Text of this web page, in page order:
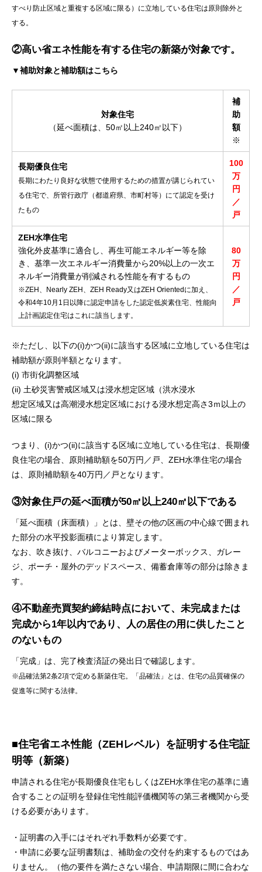
すべり防止区域と重複する区域に限る）に立地している住宅は原則除外と
する。
②高い省エネ性能を有する住宅の新築が対象です。
▼補助対象と補助額はこちら
対象住宅
（延べ面積は、50㎡以上240㎡以下）
補
助
額
※
長期優良住宅
長期にわたり良好な状態で使用するための措置が講じられてい
る住宅で、所管行政庁（都道府県、市町村等）にて認定を受け
たもの
100
万
円
／
戸
ZEH水準住宅
強化外皮基準に適合し、再生可能エネルギー等を除
き、基準一次エネルギー消費量から20%以上の一次エ
ネルギー消費量が削減される性能を有するもの
※ZEH、Nearly ZEH、ZEH Ready又はZEH Orientedに加え、
令和4年10月1日以降に認定申請をした認定低炭素住宅、性能向
上計画認定住宅はこれに該当します。
80
万
円
／
戸
※ただし、以下の(i)かつ(ii)に該当する区域に立地している住宅は
補助額が原則半額となります。
(i) 市街化調整区域
(ii) 土砂災害警戒区域又は浸水想定区域（洪水浸水
想定区域又は高潮浸水想定区域における浸水想定高さ3ｍ以上の
区域に限る
つまり、(i)かつ(ii)に該当する区域に立地している住宅は、長期優
良住宅の場合、
原則補助額を50万円／戸、ZEH水準住宅の場合
は、
原則補助額を40万円／戸となります。
③対象住戸の延べ面積が50㎡以上240㎡以下である
「延べ面積（床面積）」とは、壁その他の区画の中心線で囲まれ
た部分の水平投影面積により算定します。
なお、吹き抜け、バルコニーおよびメーターボックス、ガレー
ジ、ポーチ・屋外のデッドスペース、備蓄倉庫等の部分は除きま
す。
④不動産売買契約締結時点において、未完成または
完成から1年以内であり、人の居住の用に供したこと
のないもの
「完成」は、完了検査済証の発出日で確認します。
※品確法第2条2項で定める新築住宅。「品確法」とは、住宅の品質確保の
促進等に関する法律。
■住宅省エネ性能（ZEHレベル）を証明する住宅証
明等（新築）
申請される住宅が長期優良住宅もしくはZEH水準住宅の基準に適
合することの証明を登録住宅性能評価機関等の第三者機関から受
ける必要があります。
・証明書の入手にはそれぞれ手数料が必要です。
・申請に必要な証明書類は、補助金の交付を約束するものではあ
りません。（他の要件を満たさない場合、申請期限に間に合わな